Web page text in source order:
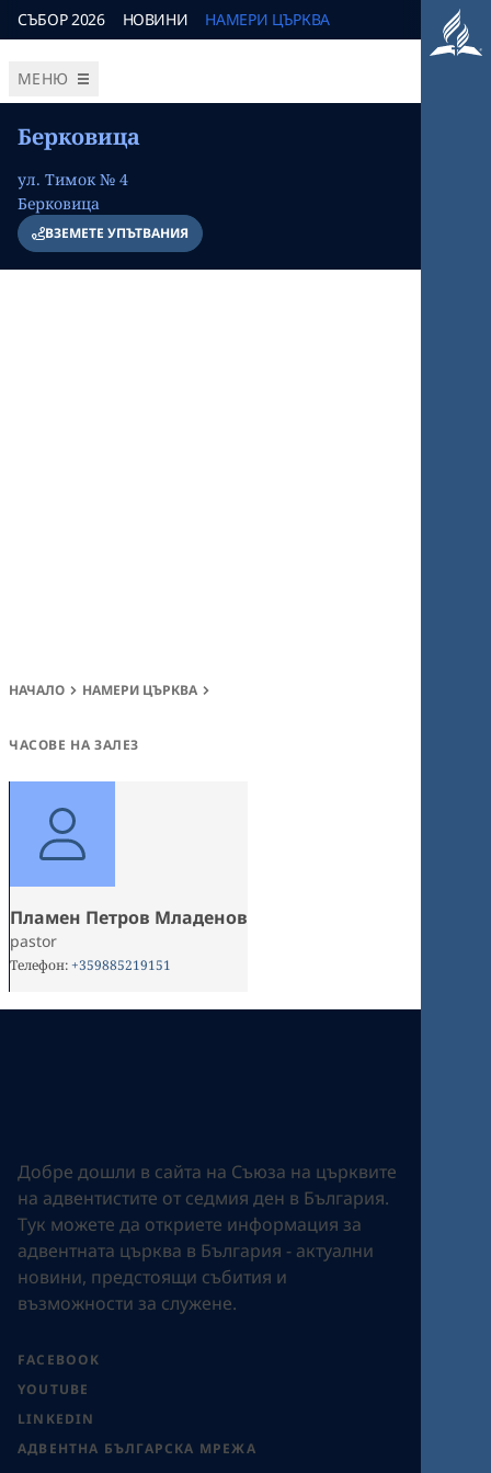
СЪБОР 2026 НОВИНИ НАМЕРИ ЦЪРКВА
МЕНЮ
Берковица
ул. Тимок № 4
Берковица
ВЗЕМЕТЕ УПЪТВАНИЯ
НАЧАЛО НАМЕРИ ЦЪРКВА
ЧАСОВЕ НА ЗАЛЕЗ
Пламен Петров Младенов
pastor
Телефон:+359885219151
Добре дошли в сайта на Съюза на църквите
на адвентистите от седмия ден в България.
Tук можете да откриете информация за
адвентната църква в България - актуални
новини, предстоящи събития и
възможности за служене.
FACEBOOK
YOUTUBE
LINKEDIN
АДВЕНТНА БЪЛГАРСКА МРЕЖА